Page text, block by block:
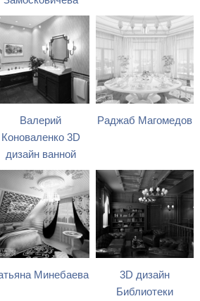
Валерий
Коноваленко 3D
дизайн ванной
Раджаб Магомедов
Минебаева
3D дизайн
Библиотеки